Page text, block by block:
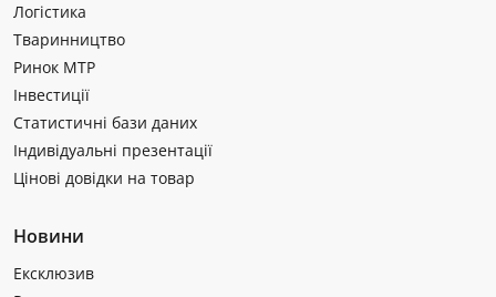
Логістика
Тваринництво
Ринок МТР
Інвестиції
Статистичні бази даних
Індивідуальні презентації
Цінові довідки на товар
Новини
Ексклюзив